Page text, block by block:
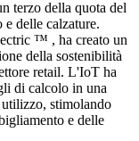
terzo della quota del
delle calzature.
™ , ha creato un
della sostenibilità
retail. L'IoT ha
di calcolo in una
stimolando
e delle